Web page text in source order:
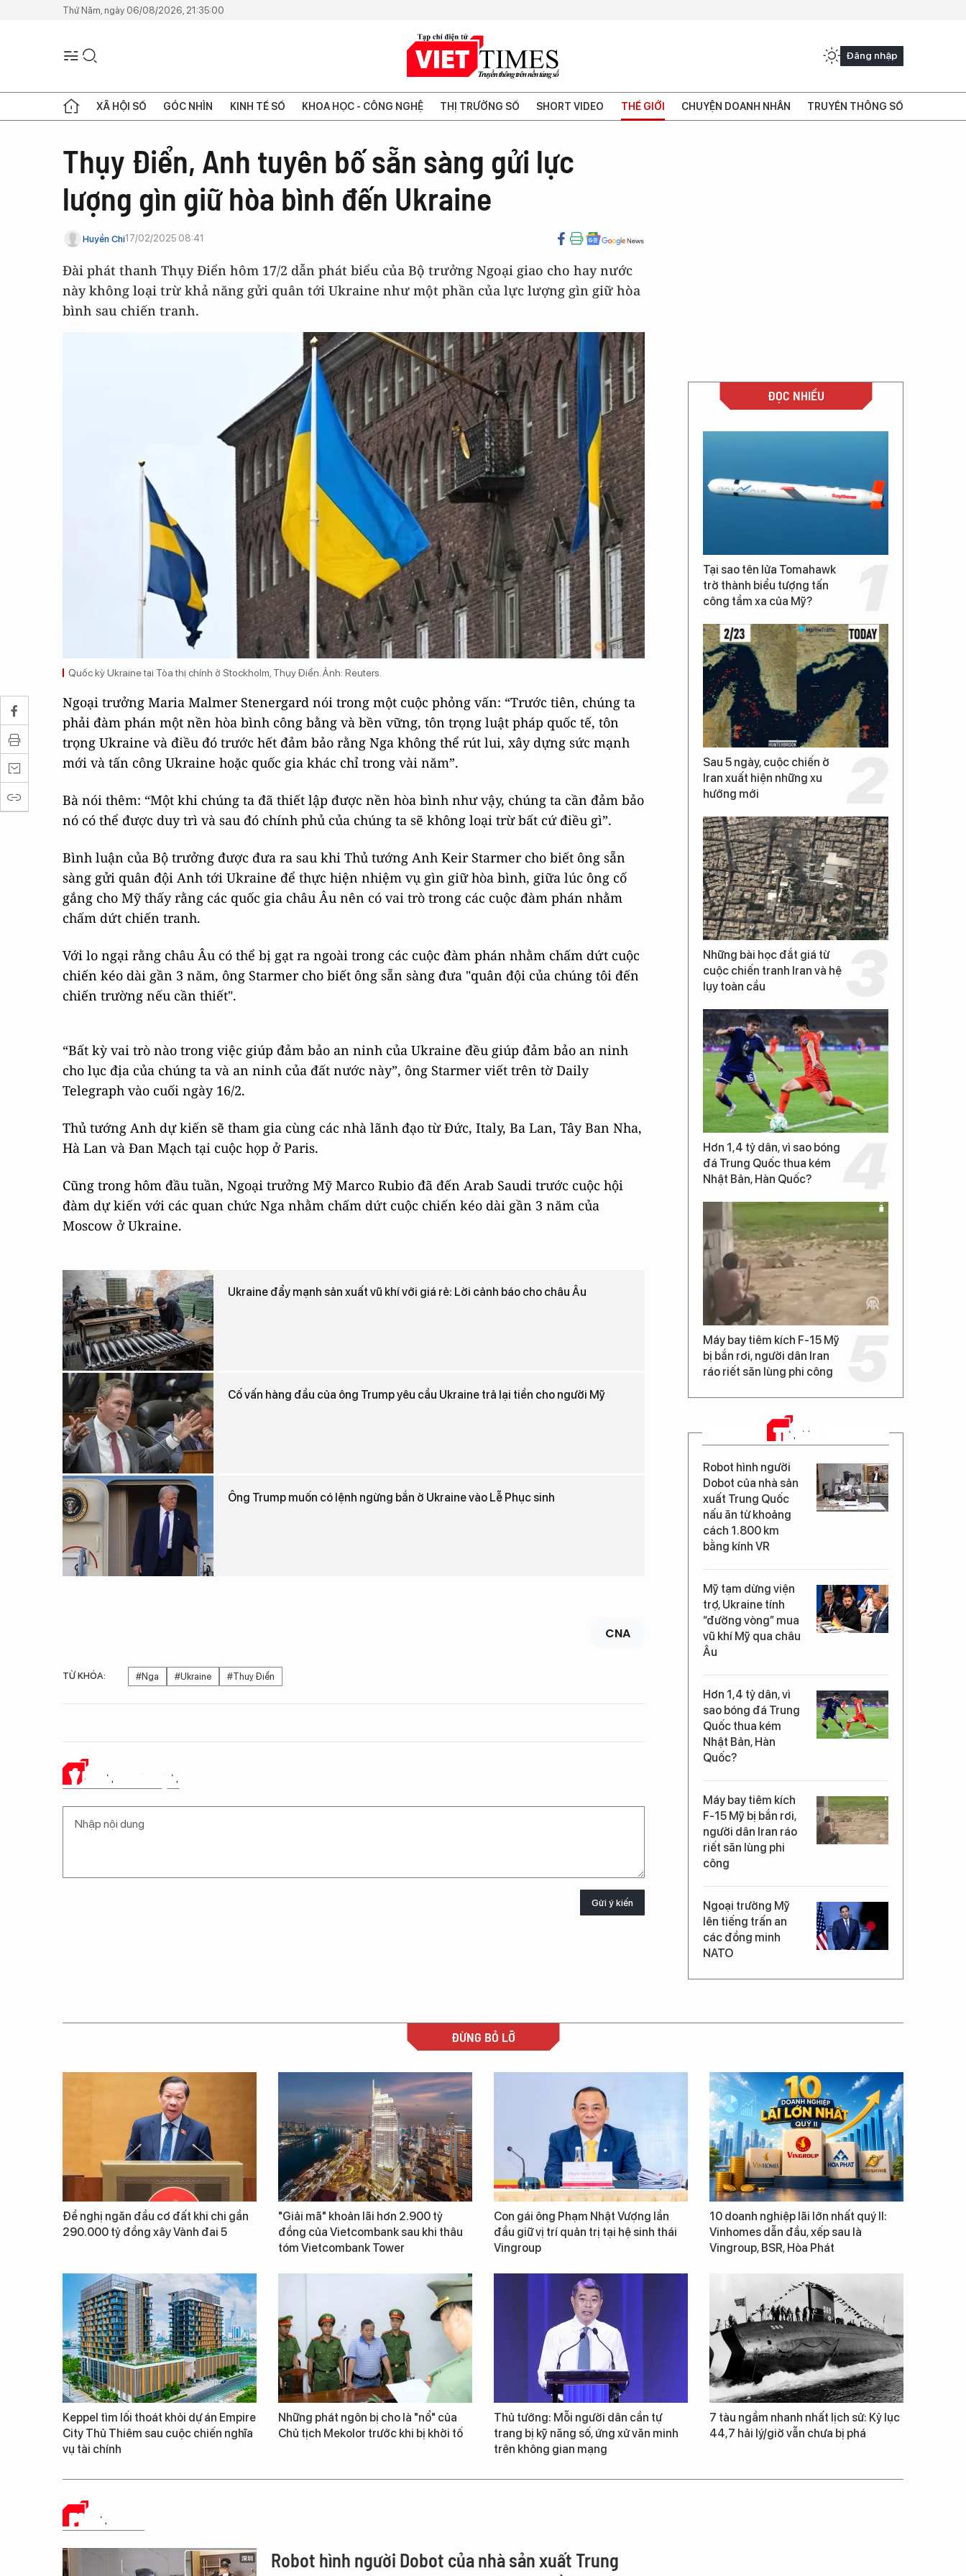
Thứ Năm, ngày 06/08/2026, 21:35:00
Đăng nhập
XÃ HỘI SỐ GÓC NHÌN KINH TẾ SỐ KHOA HỌC - CÔNG NGHỆ THỊ TRƯỜNG SỐ SHORT VIDEO THẾ GIỚI CHUYỆN DOANH NHÂN TRUYỀN THÔNG SỐ
Thụy Điển, Anh tuyên bố sẵn sàng gửi lực
lượng gìn giữ hòa bình đến Ukraine
Huyền Chi17/02/2025 08:41
Đài phát thanh Thụy Điển hôm 17/2 dẫn phát biểu của Bộ trưởng Ngoại giao cho hay nước
này không loại trừ khả năng gửi quân tới Ukraine như một phần của lực lượng gìn giữ hòa
bình sau chiến tranh.
Quốc kỳ Ukraine tại Tòa thị chính ở Stockholm, Thụy Điển. Ảnh: Reuters.
Ngoại trưởng Maria Malmer Stenergard nói trong một cuộc phỏng vấn: “Trước tiên, chúng ta
phải đàm phán một nền hòa bình công bằng và bền vững, tôn trọng luật pháp quốc tế, tôn
trọng Ukraine và điều đó trước hết đảm bảo rằng Nga không thể rút lui, xây dựng sức mạnh
mới và tấn công Ukraine hoặc quốc gia khác chỉ trong vài năm”.
Bà nói thêm: “Một khi chúng ta đã thiết lập được nền hòa bình như vậy, chúng ta cần đảm bảo
nó có thể được duy trì và sau đó chính phủ của chúng ta sẽ không loại trừ bất cứ điều gì”.
Bình luận của Bộ trưởng được đưa ra sau khi Thủ tướng Anh Keir Starmer cho biết ông sẵn
sàng gửi quân đội Anh tới Ukraine để thực hiện nhiệm vụ gìn giữ hòa bình, giữa lúc ông cố
gắng cho Mỹ thấy rằng các quốc gia châu Âu nên có vai trò trong các cuộc đàm phán nhằm
chấm dứt chiến tranh.
Với lo ngại rằng châu Âu có thể bị gạt ra ngoài trong các cuộc đàm phán nhằm chấm dứt cuộc
chiến kéo dài gần 3 năm, ông Starmer cho biết ông sẵn sàng đưa "quân đội của chúng tôi đến
chiến trường nếu cần thiết".
“Bất kỳ vai trò nào trong việc giúp đảm bảo an ninh của Ukraine đều giúp đảm bảo an ninh
cho lục địa của chúng ta và an ninh của đất nước này”, ông Starmer viết trên tờ Daily
Telegraph vào cuối ngày 16/2.
Thủ tướng Anh dự kiến ​​sẽ tham gia cùng các nhà lãnh đạo từ Đức, Italy, Ba Lan, Tây Ban Nha,
Hà Lan và Đan Mạch tại cuộc họp ở Paris.
Cũng trong hôm đầu tuần, Ngoại trưởng Mỹ Marco Rubio đã đến Arab Saudi trước cuộc hội
đàm dự kiến ​​với các quan chức Nga nhằm chấm dứt cuộc chiến kéo dài gần 3 năm của
Moscow ở Ukraine.
Ukraine đẩy mạnh sản xuất vũ khí với giá rẻ: Lời cảnh báo cho châu Âu
Cố vấn hàng đầu của ông Trump yêu cầu Ukraine trả lại tiền cho người Mỹ
Ông Trump muốn có lệnh ngừng bắn ở Ukraine vào Lễ Phục sinh
CNA
TỪ KHÓA: #Nga #Ukraine #Thuỵ Điển
Ý KIẾN CỦA BẠN
Gửi ý kiến
ĐỌC NHIỀU
Tại sao tên lửa Tomahawk
trở thành biểu tượng tấn
công tầm xa của Mỹ?
Sau 5 ngày, cuộc chiến ở
Iran xuất hiện những xu
hướng mới
Những bài học đắt giá từ
cuộc chiến tranh Iran và hệ
lụy toàn cầu
Hơn 1,4 tỷ dân, vì sao bóng
đá Trung Quốc thua kém
Nhật Bản, Hàn Quốc?
Máy bay tiêm kích F-15 Mỹ
bị bắn rơi, người dân Iran
ráo riết săn lùng phi công
TIN MỚI
Robot hình người
Dobot của nhà sản
xuất Trung Quốc
nấu ăn từ khoảng
cách 1.800 km
bằng kính VR
Mỹ tạm dừng viện
trợ, Ukraine tính
“đường vòng” mua
vũ khí Mỹ qua châu
Âu
Hơn 1,4 tỷ dân, vì
sao bóng đá Trung
Quốc thua kém
Nhật Bản, Hàn
Quốc?
Máy bay tiêm kích
F-15 Mỹ bị bắn rơi,
người dân Iran ráo
riết săn lùng phi
công
Ngoại trưởng Mỹ
lên tiếng trấn an
các đồng minh
NATO
ĐỪNG BỎ LỠ
Đề nghị ngăn đầu cơ đất khi chi gần
290.000 tỷ đồng xây Vành đai 5
"Giải mã" khoản lãi hơn 2.900 tỷ
đồng của Vietcombank sau khi thâu
tóm Vietcombank Tower
Con gái ông Phạm Nhật Vượng lần
đầu giữ vị trí quản trị tại hệ sinh thái
Vingroup
10 doanh nghiệp lãi lớn nhất quý II:
Vinhomes dẫn đầu, xếp sau là
Vingroup, BSR, Hòa Phát
Keppel tìm lối thoát khỏi dự án Empire
City Thủ Thiêm sau cuộc chiến nghĩa
vụ tài chính
Những phát ngôn bị cho là "nổ" của
Chủ tịch Mekolor trước khi bị khởi tố
Thủ tướng: Mỗi người dân cần tự
trang bị kỹ năng số, ứng xử văn minh
trên không gian mạng
7 tàu ngầm nhanh nhất lịch sử: Kỷ lục
44,7 hải lý/giờ vẫn chưa bị phá
PHÂN TÍCH
Robot hình người Dobot của nhà sản xuất Trung